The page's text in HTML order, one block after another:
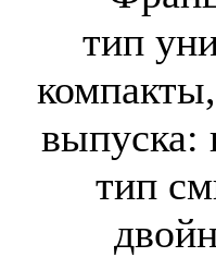
тип
выпуска:
тип